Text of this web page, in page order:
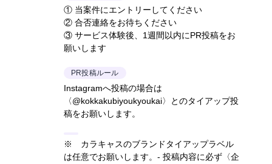
① 当案件にエントリーしてください
② 合否連絡をお待ちください
③ サービス体験後、1週間以内にPR投稿をお
願いします
PR投稿ルール
Instagramへ投稿の場合は
〈@kokkakubiyoukyoukai〉とのタイアップ投
稿をお願いします。
※ カラキャスのブランドタイアップラベル
は任意でお願いします。- 投稿内容に必ず〈企